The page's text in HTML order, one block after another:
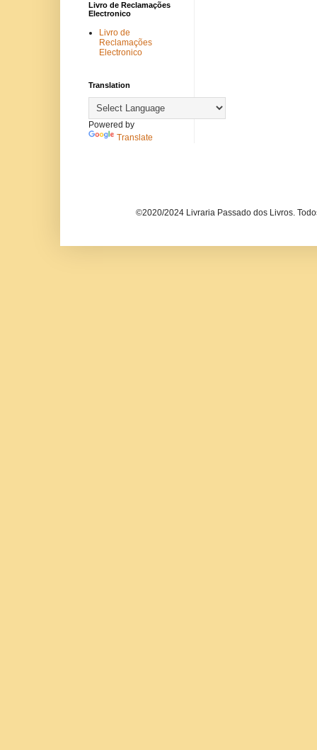
Livro de Reclamações
Electronico
Livro de
Reclamações
Electronico
Translation
Powered by
Translate
©2020/2024 Livraria Passado dos Livros.